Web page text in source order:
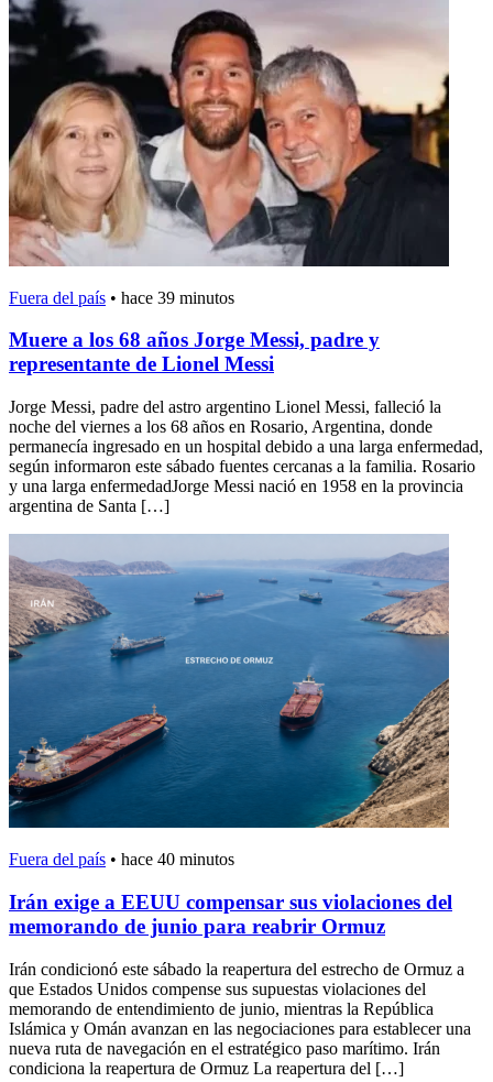
Fuera del país • hace 39 minutos
Muere a los 68 años Jorge Messi, padre y
representante de Lionel Messi
Jorge Messi, padre del astro argentino Lionel Messi, falleció la
noche del viernes a los 68 años en Rosario, Argentina, donde
permanecía ingresado en un hospital debido a una larga enfermedad,
según informaron este sábado fuentes cercanas a la familia. Rosario
y una larga enfermedadJorge Messi nació en 1958 en la provincia
argentina de Santa […]
Fuera del país • hace 40 minutos
Irán exige a EEUU compensar sus violaciones del
memorando de junio para reabrir Ormuz
Irán condicionó este sábado la reapertura del estrecho de Ormuz a
que Estados Unidos compense sus supuestas violaciones del
memorando de entendimiento de junio, mientras la República
Islámica y Omán avanzan en las negociaciones para establecer una
nueva ruta de navegación en el estratégico paso marítimo. Irán
condiciona la reapertura de Ormuz La reapertura del […]